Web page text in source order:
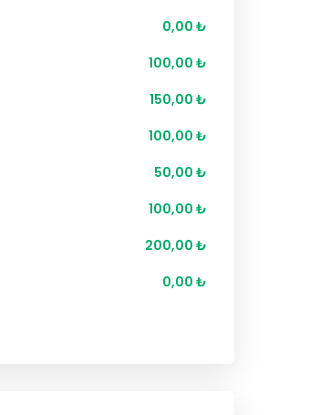
0,00 ₺
100,00 ₺
150,00 ₺
100,00 ₺
50,00 ₺
100,00 ₺
200,00 ₺
0,00 ₺